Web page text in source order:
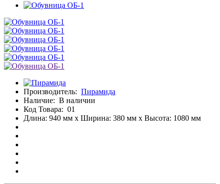
Производитель: Пирамида
Наличие: В наличии
Код Товара: 01
Длина: 940 мм x Ширина: 380 мм x Высота: 1080 мм